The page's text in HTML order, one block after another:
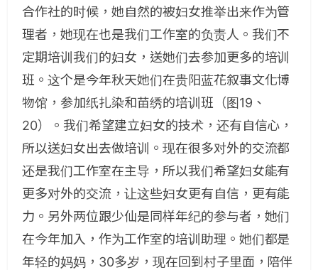
合作社的时候，她自然的被妇女推举出来作为管
理者，她现在也是我们工作室的负责人。我们不
定期培训我们的妇女，送她们去参加更多的培训
班。这个是今年秋天她们在贵阳蓝花叙事文化博
物馆，参加纸扎染和苗绣的培训班（图19、
20）。我们希望建立妇女的技术，还有自信心，
所以送妇女出去做培训。现在很多对外的交流都
还是我们工作室在主导，所以我们希望妇女能有
更多对外的交流，让这些妇女更有自信，更有能
力。另外两位跟少仙是同样年纪的参与者，她们
在今年加入，作为工作室的培训助理。她们都是
年轻的妈妈，30多岁，现在回到村子里面，陪伴